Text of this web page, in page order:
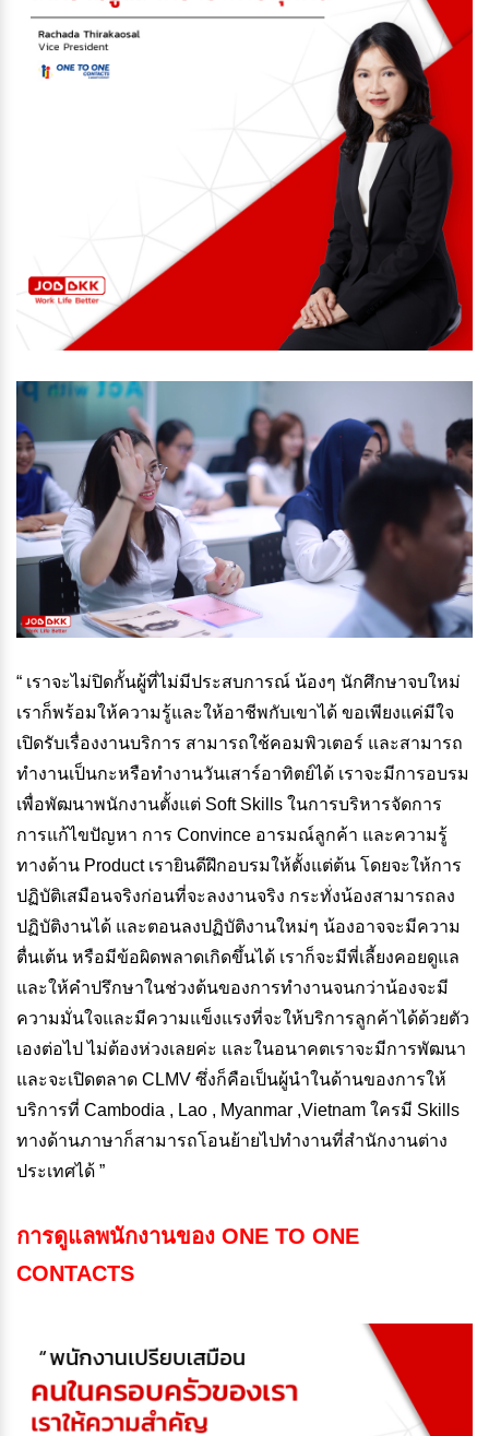
“ เราจะไม่ปิดกั้นผู้ที่ไม่มีประสบการณ์ น้องๆ นักศึกษาจบใหม่
เราก็พร้อมให้ความรู้และให้อาชีพกับเขาได้ ขอเพียงแค่มีใจ
เปิดรับเรื่องงานบริการ สามารถใช้คอมพิวเตอร์ และสามารถ
ทำงานเป็นกะหรือทำงานวันเสาร์อาทิตย์ได้ เราจะมีการอบรม
เพื่อพัฒนาพนักงานตั้งแต่ Soft Skills ในการบริหารจัดการ
การแก้ไขปัญหา การ Convince อารมณ์ลูกค้า และความรู้
ทางด้าน Product เรายินดีฝึกอบรมให้ตั้งแต่ต้น โดยจะให้การ
ปฏิบัติเสมือนจริงก่อนที่จะลงงานจริง กระทั่งน้องสามารถลง
ปฏิบัติงานได้ และตอนลงปฏิบัติงานใหม่ๆ น้องอาจจะมีความ
ตื่นเต้น หรือมีข้อผิดพลาดเกิดขึ้นได้ เราก็จะมีพี่เลี้ยงคอยดูแล
และให้คำปรึกษาในช่วงต้นของการทำงานจนกว่าน้องจะมี
ความมั่นใจและมีความแข็งแรงที่จะให้บริการลูกค้าได้ด้วยตัว
เองต่อไป ไม่ต้องห่วงเลยค่ะ และในอนาคตเราจะมีการพัฒนา
และจะเปิดตลาด CLMV ซึ่งก็คือเป็นผู้นำในด้านของการให้
บริการที่ Cambodia , Lao , Myanmar ,Vietnam ใครมี Skills
ทางด้านภาษาก็สามารถโอนย้ายไปทำงานที่สำนักงานต่าง
ประเทศได้ ”
การดูแลพนักงานของ ONE TO ONE
CONTACTS